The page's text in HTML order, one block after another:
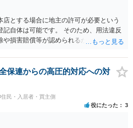
とする場合に地主の許可が必要という
記自体は可能です。 そのため、用法違反
や損害賠償等が認められるかどうかが問
事業に使用しない）特約があると評価で
（借地契約締結後に賃借人が建物を店舗
居に限定する特約までは存在しなかった
た裁判例があります）。契約条項の記載
弁護士へ直接相談されることをお勧め
保連からの高圧的対応への対
住民・入居者・買主側
役にたった 3